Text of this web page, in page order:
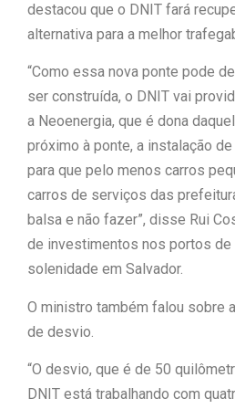
destacou que o DNIT fará
alternativa para a melhor
“Como essa nova ponte pode
ser construída, o DNIT vai
a Neoenergia, que é dona
próximo à ponte, a instalação
para que pelo menos carros
carros de serviços das
balsa e não fazer”, disse Rui
de investimentos nos portos de
solenidade em Salvador.
O ministro também falou sobre
de desvio.
“O desvio, que é de 50
DNIT está trabalhando com